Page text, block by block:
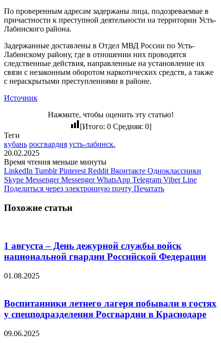
По проверенным адресам задержаны лица, подозреваемые в
причастности к преступной деятельности на территории Усть-
Лабинского района.
Задержанные доставлены в Отдел МВД России по Усть-
Лабинскому району, где в отношении них проводятся
следственные действия, направленные на установление их
связи с незаконным оборотом наркотических средств, а также
с нераскрытыми преступлениями в районе.
Источник
Нажмите, чтобы оценить эту статью!
[Итого: 0Средняя: 0]
Теги
кубань росгвардия усть-лабинск.
20.02.2025
Время чтения меньше минуты
LinkedIn Tumblr Pinterest Reddit Вконтакте Одноклассники
Skype Messenger Messenger WhatsApp Telegram Viber Line
Поделиться через электронную почту Печатать
Похожие статьи
1 августа – День дежурной службы войск
национальной гвардии Российской Федерации
01.08.2025
Воспитанники летнего лагеря побывали в гостях
у спецподразделения Росгвардии в Краснодаре
09.06.2025